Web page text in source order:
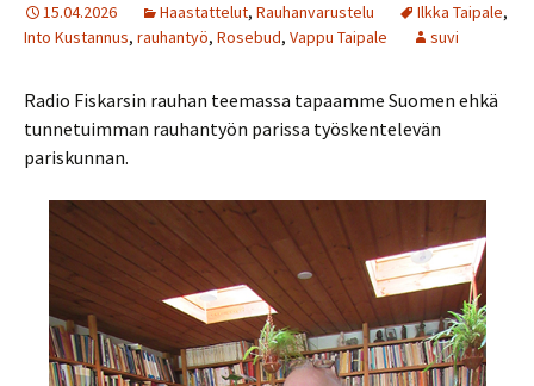
15.04.2026 Haastattelut, Rauhanvarustelu Ilkka Taipale,
Into Kustannus, rauhantyö, Rosebud, Vappu Taipale suvi
Radio Fiskarsin rauhan teemassa tapaamme Suomen ehkä
tunnetuimman rauhantyön parissa työskentelevän
pariskunnan.